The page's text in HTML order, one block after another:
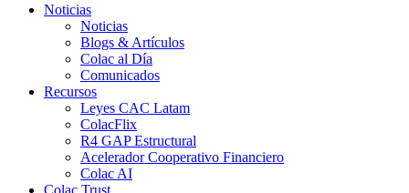
Noticias
Noticias
Blogs & Artículos
Colac al Día
Comunicados
Recursos
Leyes CAC Latam
ColacFlix
R4 GAP Estructural
Acelerador Cooperativo Financiero
Colac AI
Colac Trust